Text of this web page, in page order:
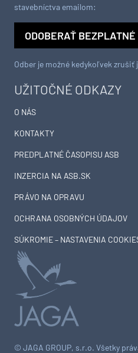
© JAGA GROUP, s.r.o. Všetky
UŽITOČNÉ ODKAZY
O NÁS
KONTAKTY
PREDPLATNÉ ČASOPISU ASB
INZERCIA NA ASB.SK
PRÁVO NA OPRAVU
OCHRANA OSOBNÝCH ÚDAJOV
SÚKROMIE – NASTAVENIA
stavebníctva emailom:
ODOBERAŤ
Odber je možné kedykoľvek